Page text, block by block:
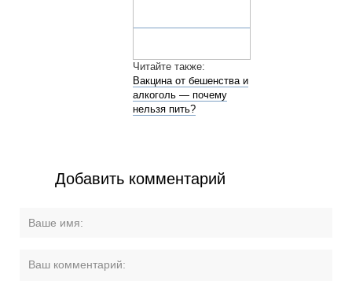
Читайте также:
Вакцина от бешенства и
алкоголь — почему
нельзя пить?
Добавить комментарий